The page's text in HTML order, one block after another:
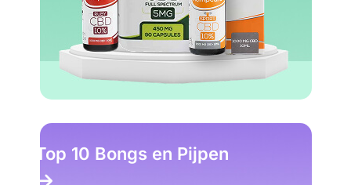
Top 10 Bongs en Pijpen